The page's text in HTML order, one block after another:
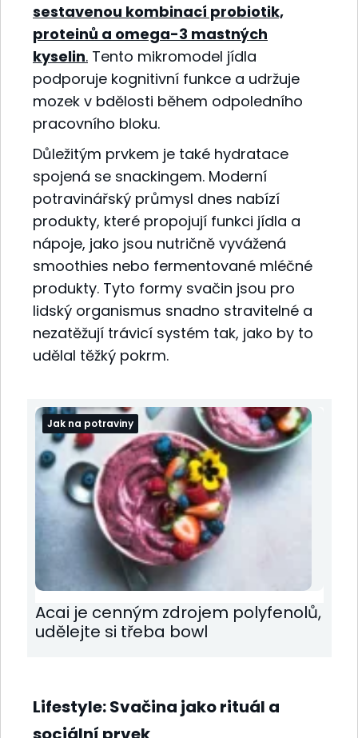
sestavenou kombinací probiotik,
proteinů a omega-3 mastných
kyselin. Tento mikromodel jídla
podporuje kognitivní funkce a udržuje
mozek v bdělosti během odpoledního
pracovního bloku.
Důležitým prvkem je také hydratace
spojená se snackingem. Moderní
potravinářský průmysl dnes nabízí
produkty, které propojují funkci jídla a
nápoje, jako jsou nutričně vyvážená
smoothies nebo fermentované mléčné
produkty. Tyto formy svačin jsou pro
lidský organismus snadno stravitelné a
nezatěžují trávicí systém tak, jako by to
udělal těžký pokrm.
Jak na potraviny
Acai je cenným zdrojem polyfenolů,
udělejte si třeba bowl
Lifestyle: Svačina jako rituál a